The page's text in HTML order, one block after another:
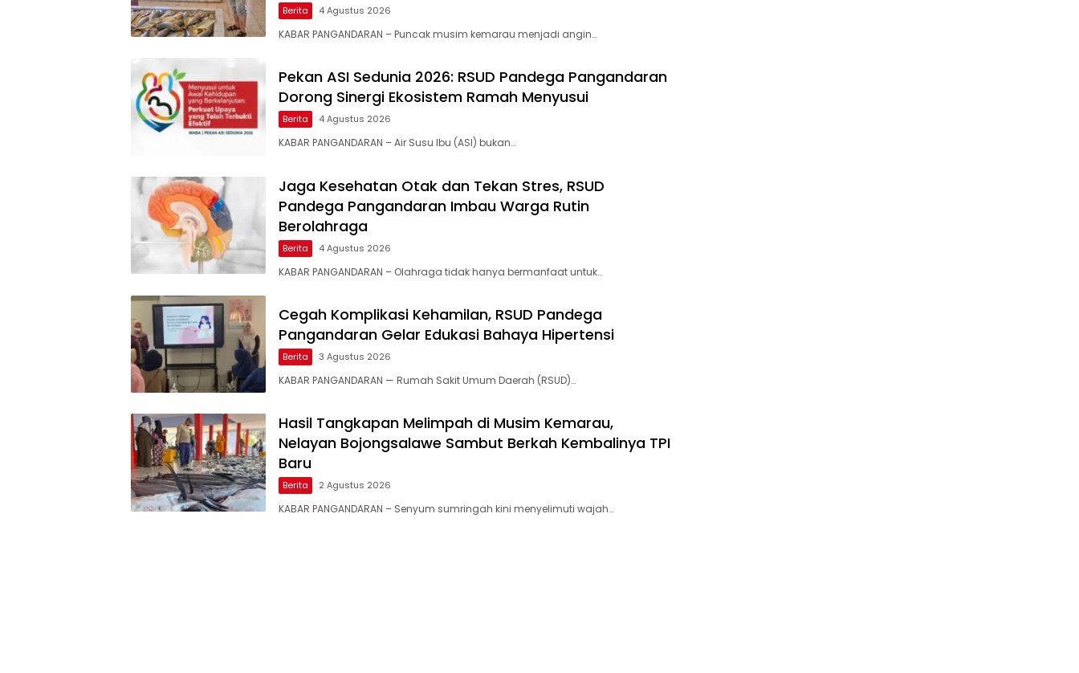
Berita 4 Agustus 2026
KABAR PANGANDARAN – Puncak musim kemarau menjadi angin…
Pekan ASI Sedunia 2026: RSUD Pandega Pangandaran
Dorong Sinergi Ekosistem Ramah Menyusui
Berita 4 Agustus 2026
KABAR ​PANGANDARAN – Air Susu Ibu (ASI) bukan…
Jaga Kesehatan Otak dan Tekan Stres, RSUD
Pandega Pangandaran Imbau Warga Rutin
Berolahraga
Berita 4 Agustus 2026
KABAR ​PANGANDARAN – Olahraga tidak hanya bermanfaat untuk…
Cegah Komplikasi Kehamilan, RSUD Pandega
Pangandaran Gelar Edukasi Bahaya Hipertensi
Berita 3 Agustus 2026
KABAR ​PANGANDARAN — Rumah Sakit Umum Daerah (RSUD)…
Hasil Tangkapan Melimpah di Musim Kemarau,
Nelayan Bojongsalawe Sambut Berkah Kembalinya TPI
Baru
Berita 2 Agustus 2026
KABAR ​PANGANDARAN – Senyum sumringah kini menyelimuti wajah…